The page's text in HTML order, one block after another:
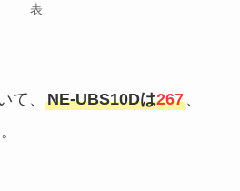
表
て、 NE-UBS10Dは267、